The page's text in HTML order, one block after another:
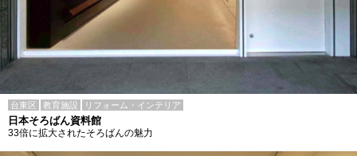
台東区 教育施設 リフォーム・インテリア
日本そろばん資料館
33倍に拡大されたそろばんの魅力